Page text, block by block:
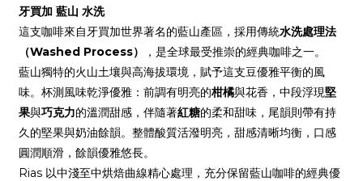
牙買加 藍山 水洗
這支咖啡來自牙買加世界著名的藍山產區，採用傳統水洗處理法
（Washed Process）
，是全球最受推崇的經典咖啡之一。
藍山獨特的火山土壤與高海拔環境，賦予這支豆優雅平衡的風
味。杯測風味乾淨優雅：前調有明亮的柑橘與花香，中段浮現堅
果與巧克力的溫潤甜感，伴隨著紅糖的柔和甜味，尾韻則帶有持
久的堅果與奶油餘韻。整體酸質活潑明亮，甜感清晰均衡，口感
圓潤順滑，餘韻優雅悠長。
Rias 以中淺至中烘焙曲線精心處理，充分保留藍山咖啡的經典優